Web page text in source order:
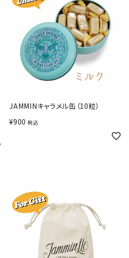
JAMMINキャラメル缶（10粒）
¥900 税込